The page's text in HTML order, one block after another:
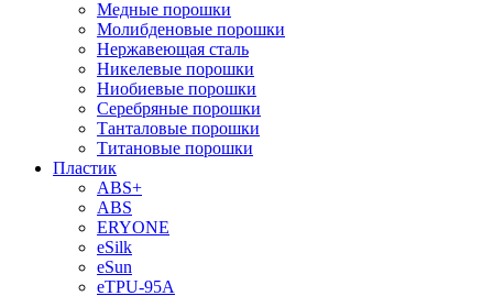
Медные порошки
Молибденовые порошки
Нержавеющая сталь
Никелевые порошки
Ниобиевые порошки
Серебряные порошки
Танталовые порошки
Титановые порошки
Пластик
ABS+
ABS
ERYONE
eSilk
eSun
eTPU-95A